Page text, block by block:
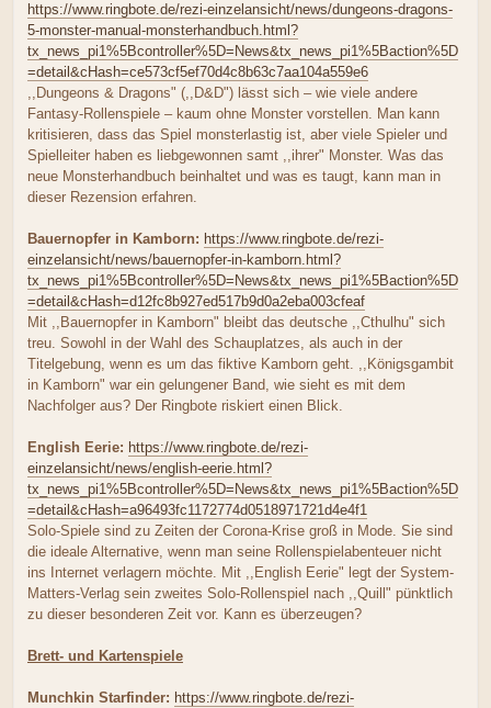
https://www.ringbote.de/rezi-einzelansicht/news/dungeons-dragons-
5-monster-manual-monsterhandbuch.html?
tx_news_pi1%5Bcontroller%5D=News&tx_news_pi1%5Baction%5D
=detail&cHash=ce573cf5ef70d4c8b63c7aa104a559e6
,,Dungeons & Dragons" (,,D&D") lässt sich – wie viele andere
Fantasy-Rollenspiele – kaum ohne Monster vorstellen. Man kann
kritisieren, dass das Spiel monsterlastig ist, aber viele Spieler und
Spielleiter haben es liebgewonnen samt ,,ihrer" Monster. Was das
neue Monsterhandbuch beinhaltet und was es taugt, kann man in
dieser Rezension erfahren.
Bauernopfer in Kamborn: https://www.ringbote.de/rezi-
einzelansicht/news/bauernopfer-in-kamborn.html?
tx_news_pi1%5Bcontroller%5D=News&tx_news_pi1%5Baction%5D
=detail&cHash=d12fc8b927ed517b9d0a2eba003cfeaf
Mit ,,Bauernopfer in Kamborn" bleibt das deutsche ,,Cthulhu" sich
treu. Sowohl in der Wahl des Schauplatzes, als auch in der
Titelgebung, wenn es um das fiktive Kamborn geht. ,,Königsgambit
in Kamborn" war ein gelungener Band, wie sieht es mit dem
Nachfolger aus? Der Ringbote riskiert einen Blick.
English Eerie: https://www.ringbote.de/rezi-
einzelansicht/news/english-eerie.html?
tx_news_pi1%5Bcontroller%5D=News&tx_news_pi1%5Baction%5D
=detail&cHash=a96493fc1172774d0518971721d4e4f1
Solo-Spiele sind zu Zeiten der Corona-Krise groß in Mode. Sie sind
die ideale Alternative, wenn man seine Rollenspielabenteuer nicht
ins Internet verlagern möchte. Mit ,,English Eerie" legt der System-
Matters-Verlag sein zweites Solo-Rollenspiel nach ,,Quill" pünktlich
zu dieser besonderen Zeit vor. Kann es überzeugen?
Brett- und Kartenspiele
Munchkin Starfinder: https://www.ringbote.de/rezi-